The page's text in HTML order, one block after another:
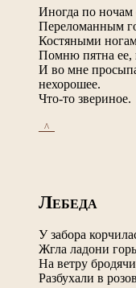
Иногда по ночам
Переломанным
Костяными
Помню пятна ее,
И во мне
нехорошее.
Что-то звериное.
_^_
ЛЕБЕДА
У забора
Жгла ладони
На ветру
Разбухали в